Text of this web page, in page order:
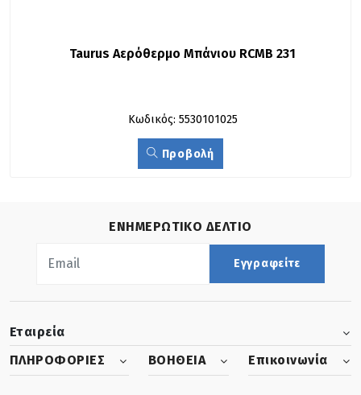
Taurus Αερόθερμο Μπάνιου RCMB 231
Κωδικός: 5530101025
Προβολή
ΕΝΗΜΕΡΩΤΙΚΟ ΔΕΛΤΙΟ
Εγγραφείτε
Εταιρεία
ΠΛΗΡΟΦΟΡΙΕΣ
ΒΟΗΘΕΙΑ Επικοινωνία